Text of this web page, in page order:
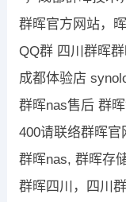
群晖官方网站，
QQ群 四川群晖
成都体验店
群晖nas售后 群
400请联络群晖官
群晖nas, 群晖存
群晖四川，四川